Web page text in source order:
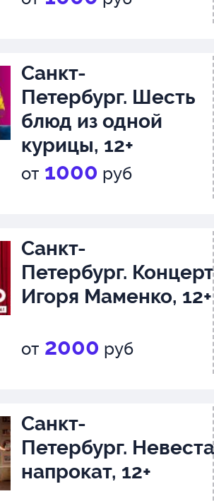
Санкт-
Петербург. Шесть
блюд из одной
курицы, 12+
Иванова Вита Викторовна
от 1000 руб
Санкт-
Петербург. Концерт
Игоря Маменко, 12+
от 2000 руб
Санкт-
Петербург. Невеста
напрокат, 12+